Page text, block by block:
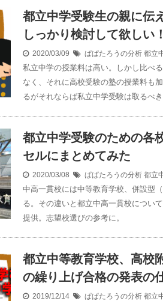
都立中学受験生の親に伝
しっかり検討して欲しい！
2020/03/09 ぱぱたろうの分析 都立
私立中学の授業料は高い。しかし比べ
なく、それに高校受験の塾の授業料も
るがそれならば私立中学受験は取るべ
都立中学受験のための各
セルにまとめてみた
2020/03/08 ぱぱたろうの分析 都立
中高一貫校には中等教育学校、併設型
る。その違いと都立中高一貫校につい
提供。志望校選びの参考に。
都立中等教育学校、高校
の繰り上げ合格の発表の
2019/12/14 ぱぱたろうの分析 都立